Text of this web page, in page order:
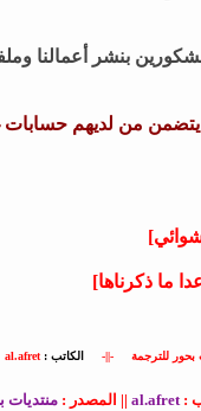
بنشر أعمالنا
يتضمن من لديهم حسابات
ما ذكرناها]
بحور للترجمة -||- الكاتب :al.afret
:
al.afret || المصدر :منتديات